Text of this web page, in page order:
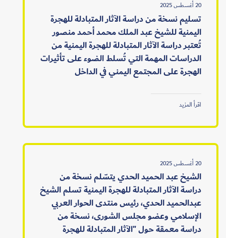
20 أغسطس 2025
تسليم نسخة من دراسة الآثار المتبادلة للهجرة
اليمنية للشيخ عبد الملك محمد أحمد منصور
تُعتبر دراسة الآثار المتبادلة للهجرة اليمنية من
الدراسات المهمة التي تُسلط الضوء على تأثيرات
الهجرة على المجتمع اليمني في الداخل
اقرأ المزيد
20 أغسطس 2025
الشيخ عبد الحميد الحدي يتسّلم نسخة من
دراسة الآثار المتبادلة للهجرة اليمنية تسلم الشيخ
عبدالحميد الحدي، رئيس منتدى الحوار العربي
الإسلامي وعضو مجلس الشورى، نسخة من
دراسة معمقة حول "الآثار المتبادلة للهجرة